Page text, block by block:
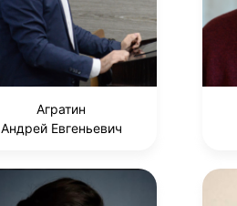
Агратин
Андрей Евгеньевич